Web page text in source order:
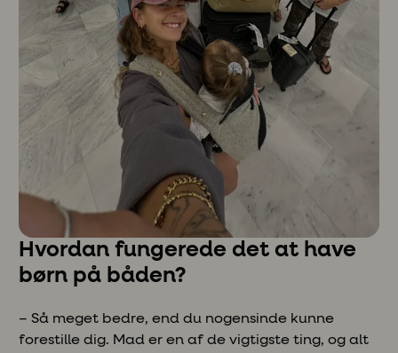
Hvordan fungerede det at have
børn på båden?
– Så meget bedre, end du nogensinde kunne
forestille dig. Mad er en af de vigtigste ting, og alt